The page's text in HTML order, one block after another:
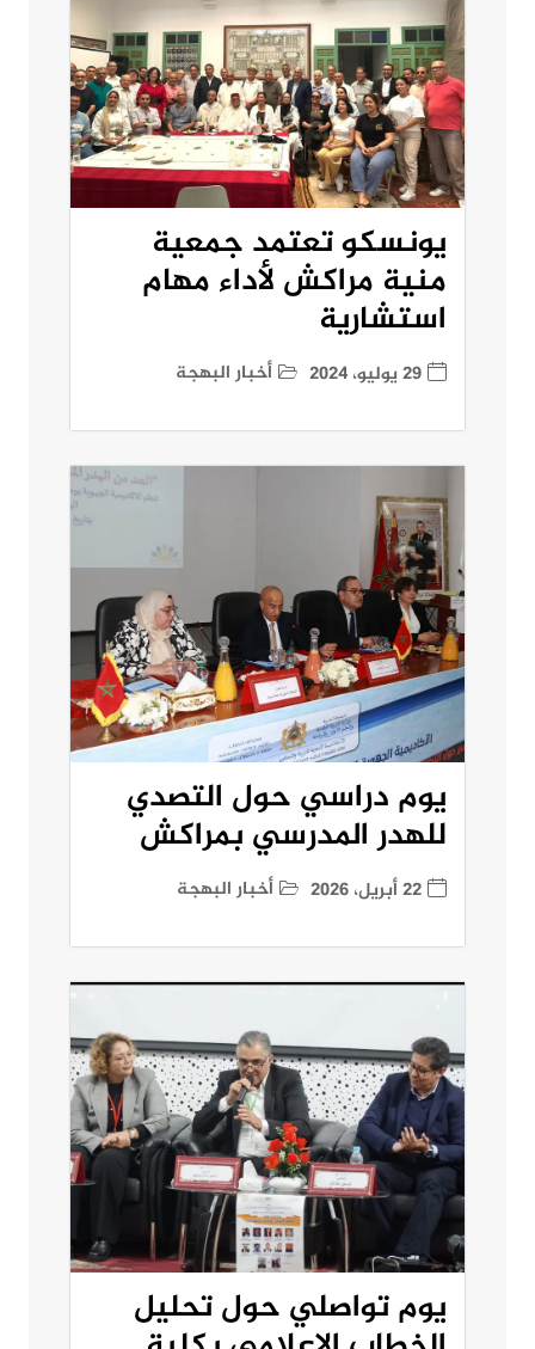
يونسكو تعتمد جمعية
منية مراكش لأداء مهام
استشارية
29 يوليو، 2024 أخبار البهجة
يوم دراسي حول التصدي
للهدر المدرسي بمراكش
22 أبريل، 2026 أخبار البهجة
يوم تواصلي حول تحليل